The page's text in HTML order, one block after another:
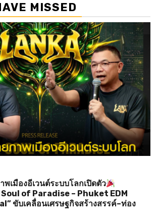
MISSED
พเมืองอีเวนต์ระบบโลกเปิดตัว
Soul of Paradise – Phuket EDM
ขับเคลื่อนเศรษฐกิจสร้างสรรค์–ท่อง